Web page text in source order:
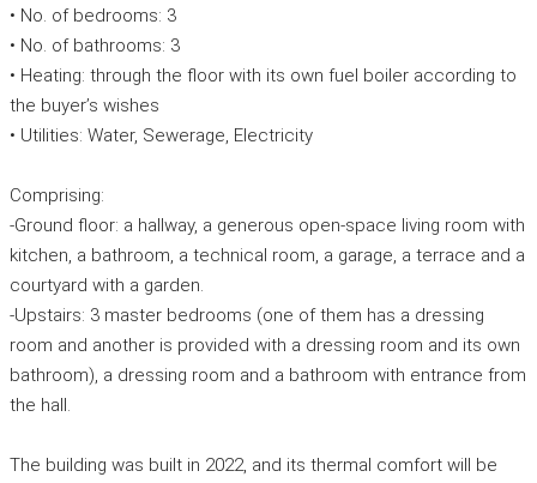
• No. of bedrooms: 3
• No. of bathrooms: 3
• Heating: through the floor with its own fuel boiler according to
the buyer’s wishes
• Utilities: Water, Sewerage, Electricity
Comprising:
-Ground floor: a hallway, a generous open-space living room with
kitchen, a bathroom, a technical room, a garage, a terrace and a
courtyard with a garden.
-Upstairs: 3 master bedrooms (one of them has a dressing
room and another is provided with a dressing room and its own
bathroom), a dressing room and a bathroom with entrance from
the hall.
The building was built in 2022, and its thermal comfort will be